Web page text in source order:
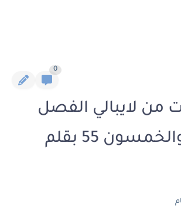
0
من لايبالي الفصل
الخامس والخمسون 55 بقلم